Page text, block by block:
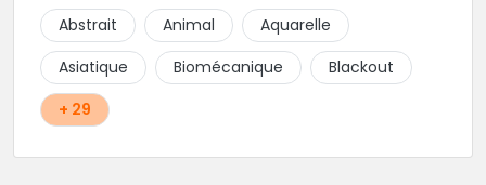
religieux ou du chicanos. Romain son frère sera vous
combler par sa finesse pour des pièces comme le
mandala, l'ornemental ou la calligraphie pour le
bonheur des futurs tatoués. Il y a aussi Léa, Maureen,
Fat, Tom, Sento, Lily, des artistes hors normes. Il n'y a
qu'à regarder les pièces sélectionnées ici pour
Abstrait Animal
Aquarelle
Asiatique
Biomécanique
Blackout
+ 29